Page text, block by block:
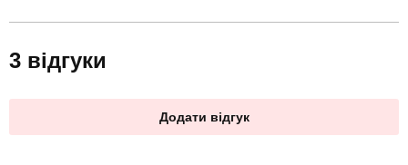
3 відгуки
Додати відгук